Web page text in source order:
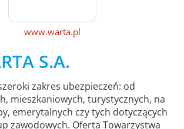
www.warta.pl
S.A.
zakres ubezpieczeń: od
mieszkaniowych, turystycznych, na
emerytalnych czy tych dotyczących
zawodowych. Oferta Towarzystwa